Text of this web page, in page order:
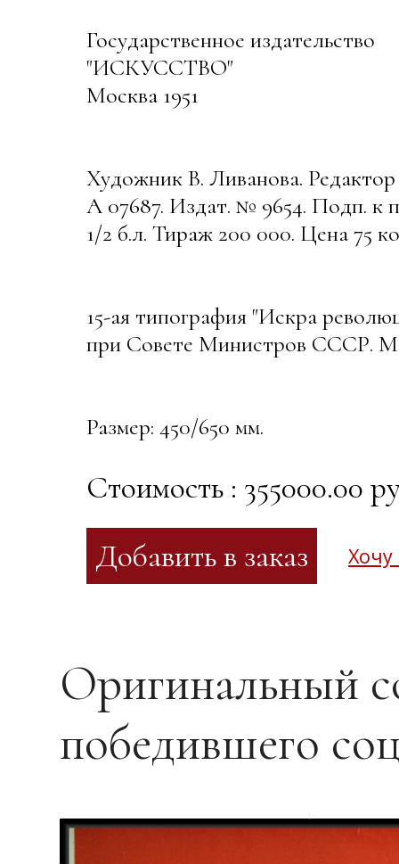
Государственное издательство
"ИСКУССТВО"
Москва 1951
Художник В. Ливанова.
А 07687. Издат. № 9654. Подп. к
1/2 б.л. Тираж 200 000. Цена 75
15-ая типография "Искра
при Совете Министров СССР.
Размер: 450/650 мм.
Стоимость : 355000.00
Хочу
Оригинальный
победившего